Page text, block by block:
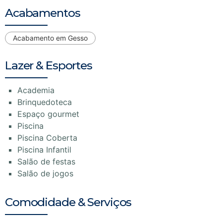
Acabamentos
Acabamento em Gesso
Lazer & Esportes
Academia
Brinquedoteca
Espaço gourmet
Piscina
Piscina Coberta
Piscina Infantil
Salão de festas
Salão de jogos
Comodidade & Serviços